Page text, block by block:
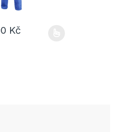
vybrat na stránce produktu
Kč
má více variant. Možnosti